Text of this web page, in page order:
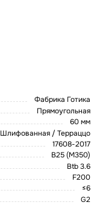
Фабрика Готика
Прямоугольная
60 мм
Шлифованная / Терраццо
17608-2017
В25 (М350)
Btb 3.6
F200
≤6
G2